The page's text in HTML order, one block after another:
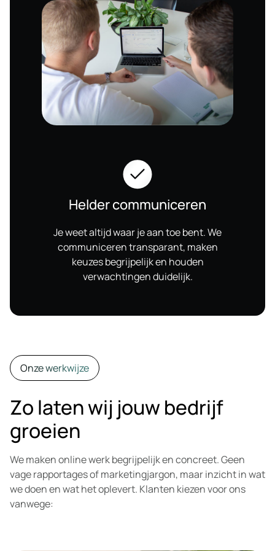
Helder communiceren
Je weet altijd waar je aan toe bent. We
communiceren transparant, maken
keuzes begrijpelijk en houden
verwachtingen duidelijk.
Onze werkwijze
Zo laten wij jouw bedrijf
groeien
We maken online werk begrijpelijk en concreet. Geen
vage rapportages of marketingjargon, maar inzicht in wat
we doen en wat het oplevert. Klanten kiezen voor ons
vanwege: